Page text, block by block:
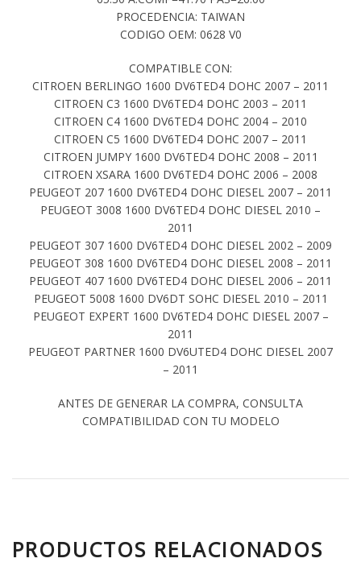
PROCEDENCIA: TAIWAN
CODIGO OEM: 0628 V0
COMPATIBLE CON:
CITROEN BERLINGO 1600 DV6TED4 DOHC 2007 – 2011
CITROEN C3 1600 DV6TED4 DOHC 2003 – 2011
CITROEN C4 1600 DV6TED4 DOHC 2004 – 2010
CITROEN C5 1600 DV6TED4 DOHC 2007 – 2011
CITROEN JUMPY 1600 DV6TED4 DOHC 2008 – 2011
CITROEN XSARA 1600 DV6TED4 DOHC 2006 – 2008
PEUGEOT 207 1600 DV6TED4 DOHC DIESEL 2007 – 2011
PEUGEOT 3008 1600 DV6TED4 DOHC DIESEL 2010 –
2011
PEUGEOT 307 1600 DV6TED4 DOHC DIESEL 2002 – 2009
PEUGEOT 308 1600 DV6TED4 DOHC DIESEL 2008 – 2011
PEUGEOT 407 1600 DV6TED4 DOHC DIESEL 2006 – 2011
PEUGEOT 5008 1600 DV6DT SOHC DIESEL 2010 – 2011
PEUGEOT EXPERT 1600 DV6TED4 DOHC DIESEL 2007 –
2011
PEUGEOT PARTNER 1600 DV6UTED4 DOHC DIESEL 2007
– 2011
ANTES DE GENERAR LA COMPRA, CONSULTA
COMPATIBILIDAD CON TU MODELO
PRODUCTOS RELACIONADOS